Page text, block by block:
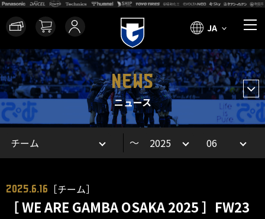
JA
NEWS
ニュース
～
2025.6.16 ［チーム］
［ WE ARE GAMBA OSAKA 2025 ］FW23